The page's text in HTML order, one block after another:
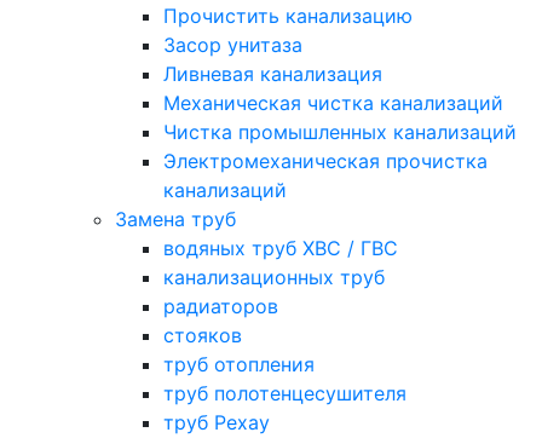
Прочистить канализацию
Засор унитаза
Ливневая канализация
Механическая чистка канализаций
Чистка промышленных канализаций
Электромеханическая прочистка
канализаций
Замена труб
водяных труб ХВС / ГВС
канализационных труб
радиаторов
стояков
труб отопления
труб полотенцесушителя
труб Рехау